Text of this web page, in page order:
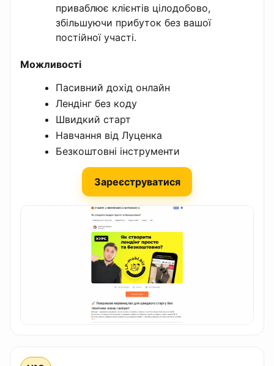
приваблює клієнтів цілодобово,
збільшуючи прибуток без вашої
постійної участі.
Можливості
Пасивний дохід онлайн
Лендінг без коду
Швидкий старт
Навчання від Луценка
Безкоштовні інструменти
Зареєструватися